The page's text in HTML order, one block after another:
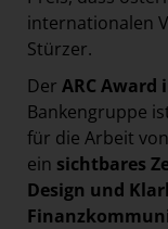
internationalen
Stürzer.
Der ARC Award
Bankengruppe
für die Arbeit
ein sichtbares
Design und